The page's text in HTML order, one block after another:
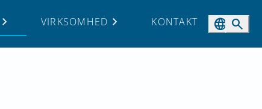
VIRKSOMHED KONTAKT language search